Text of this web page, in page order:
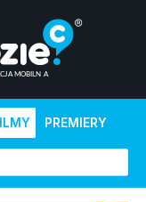
PREMIERY